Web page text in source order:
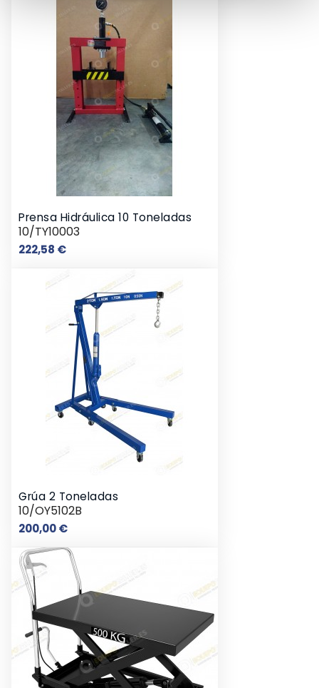
Prensa Hidráulica 10 Toneladas
10/TY10003
222,58 €Precio
Grúa 2 Toneladas
10/OY5102B
200,00 €Precio